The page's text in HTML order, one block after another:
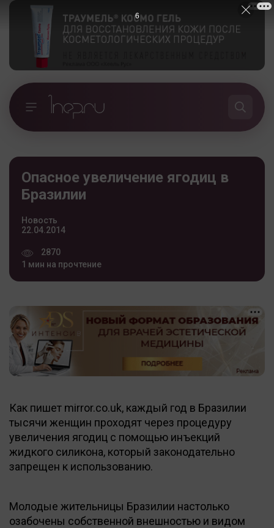
Опасное увеличение ягодиц в
Бразилии
Новость
22.04.2014
2870
1 мин на прочтение
Как пишет mirror.co.uk, каждый год в Бразилии
тысячи женщин проходят через процедуру
увеличения ягодиц с помощью инъекций
жидкого силикона, который законодательно
запрещен к использованию.
Молодые жительницы Бразилии настолько
озабочены собственной внешностью и видом
5